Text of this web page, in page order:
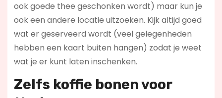
ook goede thee geschonken wordt) maar kun je
ook een andere locatie uitzoeken. Kijk altijd goed
wat er geserveerd wordt (veel gelegenheden
hebben een kaart buiten hangen) zodat je weet
wat je er kunt laten inschenken.
Zelfs koffie bonen voor